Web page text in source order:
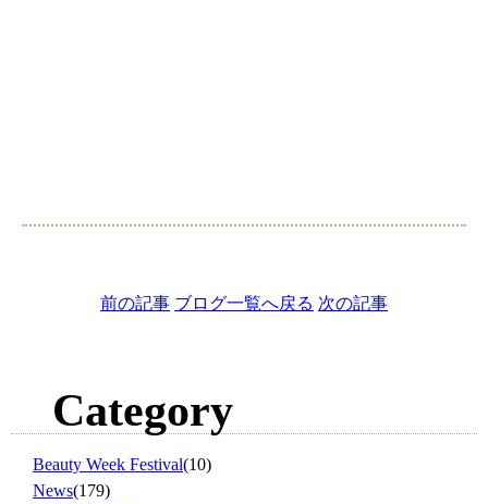
前の記事 ブログ一覧へ戻る 次の記事
Category
Beauty Week Festival(10)
News(179)